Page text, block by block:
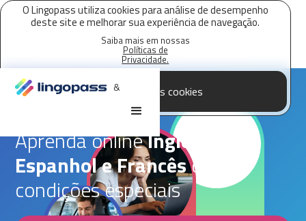
O Lingopass utiliza cookies para análise de desempenho
deste site e melhorar sua experiência de navegação.
Saiba mais em nossas
Políticas de
Privacidade.
Aceitar todos os cookies
&
Parceria Lingopass, VINDI
Aprenda onlineInglês,
Espanhol e Francêscom
condições especiais